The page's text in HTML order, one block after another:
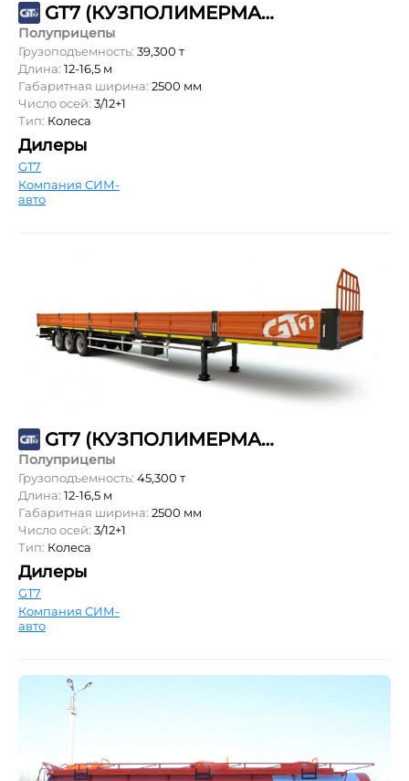
GT7 (КУЗПОЛИМЕРМАШ) ППБ-40
Полуприцепы
Грузоподъемность: 39,300 т
Длина: 12-16,5 м
Габаритная ширина: 2500 мм
Число осей: 3/12+1
Тип: Колеса
Дилеры
GT7
Компания СИМ-
авто
GT7 (КУЗПОЛИМЕРМАШ) ППБ-45
Полуприцепы
Грузоподъемность: 45,300 т
Длина: 12-16,5 м
Габаритная ширина: 2500 мм
Число осей: 3/12+1
Тип: Колеса
Дилеры
GT7
Компания СИМ-
авто